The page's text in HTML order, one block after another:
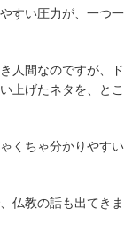
すい圧力が、一つ一
人間なのですが、ド
上げたネタを、とこ
くちゃ分かりやすい
仏教の話も出てきま